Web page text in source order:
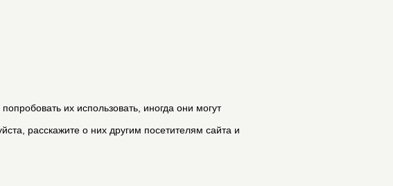
их использовать, иногда они могут
расскажите о них другим посетителям сайта и